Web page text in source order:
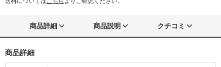
商品詳細 商品説明 クチコミ
商品詳細